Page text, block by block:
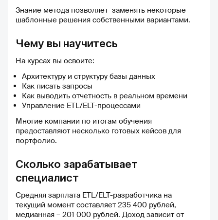
Знание метода позволяет заменять некоторые
шаблонные решения собственными вариантами.
Чему вы научитесь
На курсах вы освоите:
Архитектуру и структуру базы данных
Как писать запросы
Как выводить отчетность в реальном времени
Управление ETL/ELT-процессами
Многие компании по итогам обучения
предоставляют несколько готовых кейсов для
портфолио.
Сколько зарабатывает
специалист
Средняя зарплата ETL/ELT-разработчика на
текущий момент составляет 235 400 рублей,
медианная – 201 000 рублей. Доход зависит от